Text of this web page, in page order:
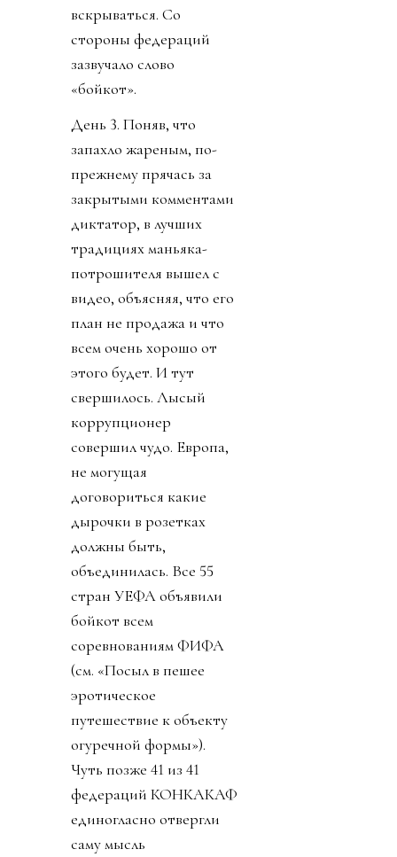
вскрываться. Со
стороны федераций
зазвучало слово
«бойкот».
День 3. Поняв, что
запахло жареным, по-
прежнему прячась за
закрытыми комментами
диктатор, в лучших
традициях маньяка-
потрошителя вышел с
видео, объясняя, что его
план не продажа и что
всем очень хорошо от
этого будет. И тут
свершилось. Лысый
коррупционер
совершил чудо. Европа,
не могущая
договориться какие
дырочки в розетках
должны быть,
объединилась. Все 55
стран УЕФА объявили
бойкот всем
соревнованиям ФИФА
(см. «Посыл в пешее
эротическое
путешествие к объекту
огуречной формы»).
Чуть позже 41 из 41
федераций КОНКАКАФ
единогласно отвергли
саму мысль